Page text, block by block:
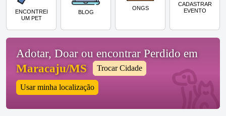
ENCONTREI
UM PET
BLOG
ONGS
CADASTRAR
EVENTO
Adotar, Doar ou encontrar Perdido em
Maracaju/MS
Trocar Cidade
Usar minha localização